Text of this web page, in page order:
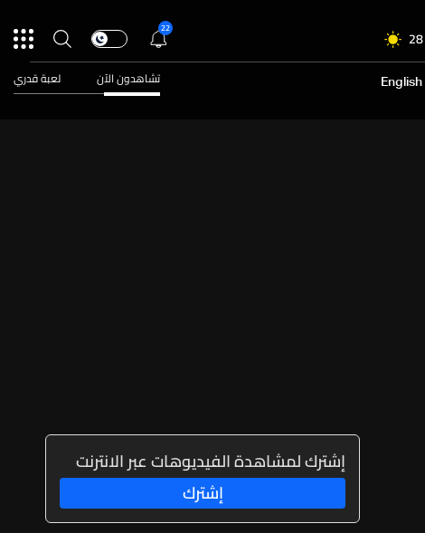
28
28
29
22
English تشاهدون الآن لعبة قدري
إشترك لمشاهدة الفيديوهات عبر الانترنت
إشترك